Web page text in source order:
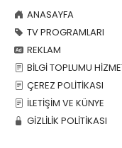
ANASAYFA
TV PROGRAMLARI
REKLAM
BİLGİ TOPLUMU
ÇEREZ POLİTİKASI
İLETİŞİM VE KÜNYE
GİZLİLİK POLİTİKASI